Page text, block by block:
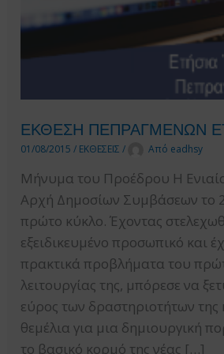
ΕΚΘΕΣΗ ΠΕΠΡΑΓΜΕΝΩΝ
01/08/2015/ ΕΚΘΕΣΕΙΣ / Από eadhsy
Μήνυμα του Προέδρου H
Αρχή Δημοσίων Συμβάσεων το
πρώτο κύκλο. Έχοντας
εξειδικευμένο προσωπικό και
πρακτικά προβλήματα του
λειτουργίας της, μπόρεσε να
εύρος των δραστηριοτήτων της
θεμέλια για μια δημιουργική
το βασικό κορμό της νέας […]